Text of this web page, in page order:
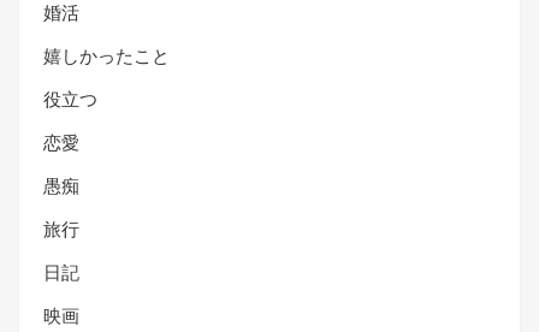
婚活
嬉しかったこと
役立つ
恋愛
愚痴
旅行
日記
映画